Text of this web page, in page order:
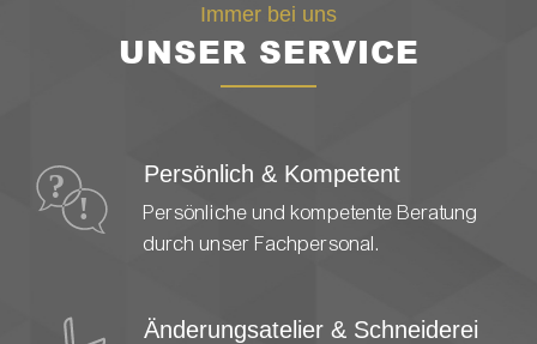
Immer bei uns
UNSER SERVICE
Persönlich & Kompetent
Persönliche und kompetente Beratung
durch unser Fachpersonal.
Änderungsatelier & Schneiderei